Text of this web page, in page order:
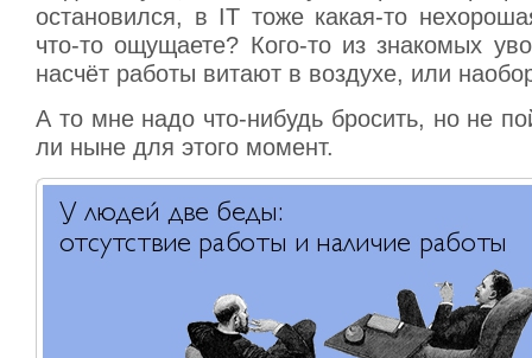
остановился, в IT тоже какая-то
что-то ощущаете? Кого-то из знакомых
насчёт работы витают в воздухе, или
А то мне надо что-нибудь бросить, но не
ли ныне для этого момент.